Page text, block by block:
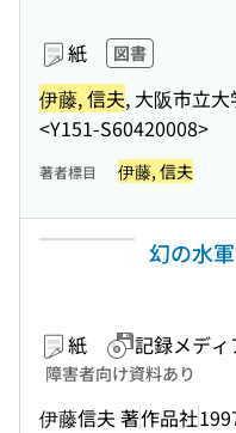
紙 図書
伊藤, 信夫, 大阪市立大
<Y151-S60420008>
著者標目 伊藤, 信夫
幻の水
紙 記録メディ
障害者向け資料あり
伊藤信夫 著作品社